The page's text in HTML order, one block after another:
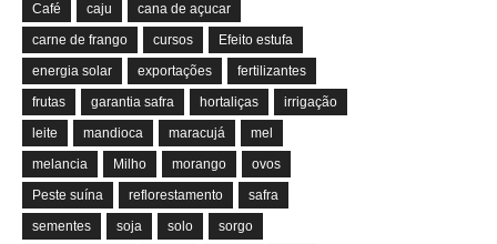
Café
caju
cana de açucar
carne de frango
cursos
Efeito estufa
energia solar
exportações
fertilizantes
frutas
garantia safra hortaliças
irrigação
leite
mandioca maracujá
mel
melancia
Milho morango
ovos
Peste suína
reflorestamento
safra
sementes
soja solo
sorgo